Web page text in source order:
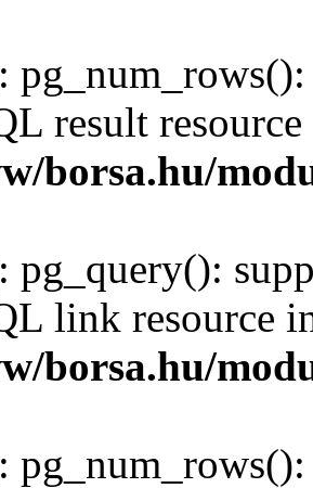
:
result
borsa.hu/
: pg_query():
link resource
borsa.hu/
: